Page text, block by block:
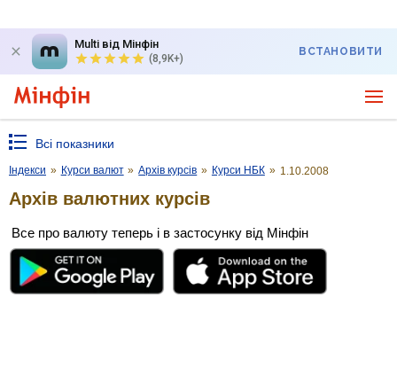
Multi від Мінфін
(8,9K+)
ВСТАНОВИТИ
Всі показники
Індекси » Курси валют » Архів курсів » Курси НБК » 1.10.2008
Архів валютних курсів
Все про валюту теперь і в застосунку від Мінфін